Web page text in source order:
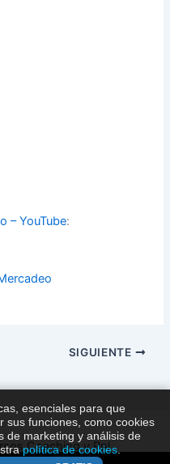
– YouTube:
SIGUIENTE
Coaching y Pnl
esenciales para que
sus funciones, como cookies
de marketing y análisis de
política de cookies.